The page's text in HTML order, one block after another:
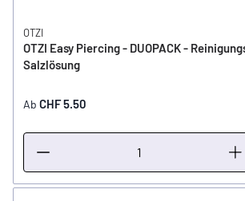
OTZI
OTZI Easy Piercing - DUOPACK -
Salzlösung
Ab CHF 5.50